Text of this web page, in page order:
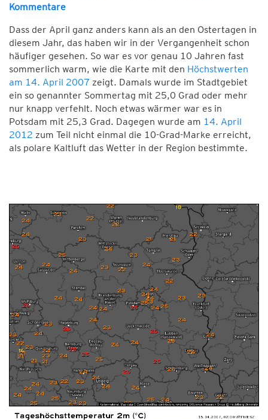
Kommentare
Dass der April ganz anders kann als an den Ostertagen in
diesem Jahr, das haben wir in der Vergangenheit schon
häufiger gesehen. So war es vor genau 10 Jahren fast
sommerlich warm, wie die Karte mit den Höchstwerten
am 14. April 2007 zeigt. Damals wurde im Stadtgebiet
ein so genannter Sommertag mit 25,0 Grad oder mehr
nur knapp verfehlt. Noch etwas wärmer war es in
Potsdam mit 25,3 Grad. Dagegen wurde am 14. April
2012 zum Teil nicht einmal die 10-Grad-Marke erreicht,
als polare Kaltluft das Wetter in der Region bestimmte.